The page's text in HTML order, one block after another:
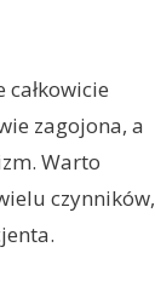
zagojona, a
Warto
czynników,